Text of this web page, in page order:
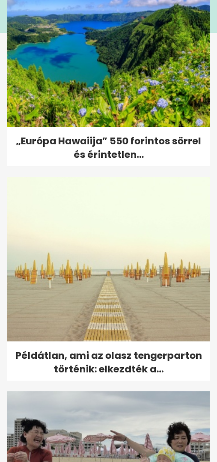
„Európa Hawaiija” 550 forintos sörrel
és érintetlen...
Példátlan, ami az olasz tengerparton
történik: elkezdték a...